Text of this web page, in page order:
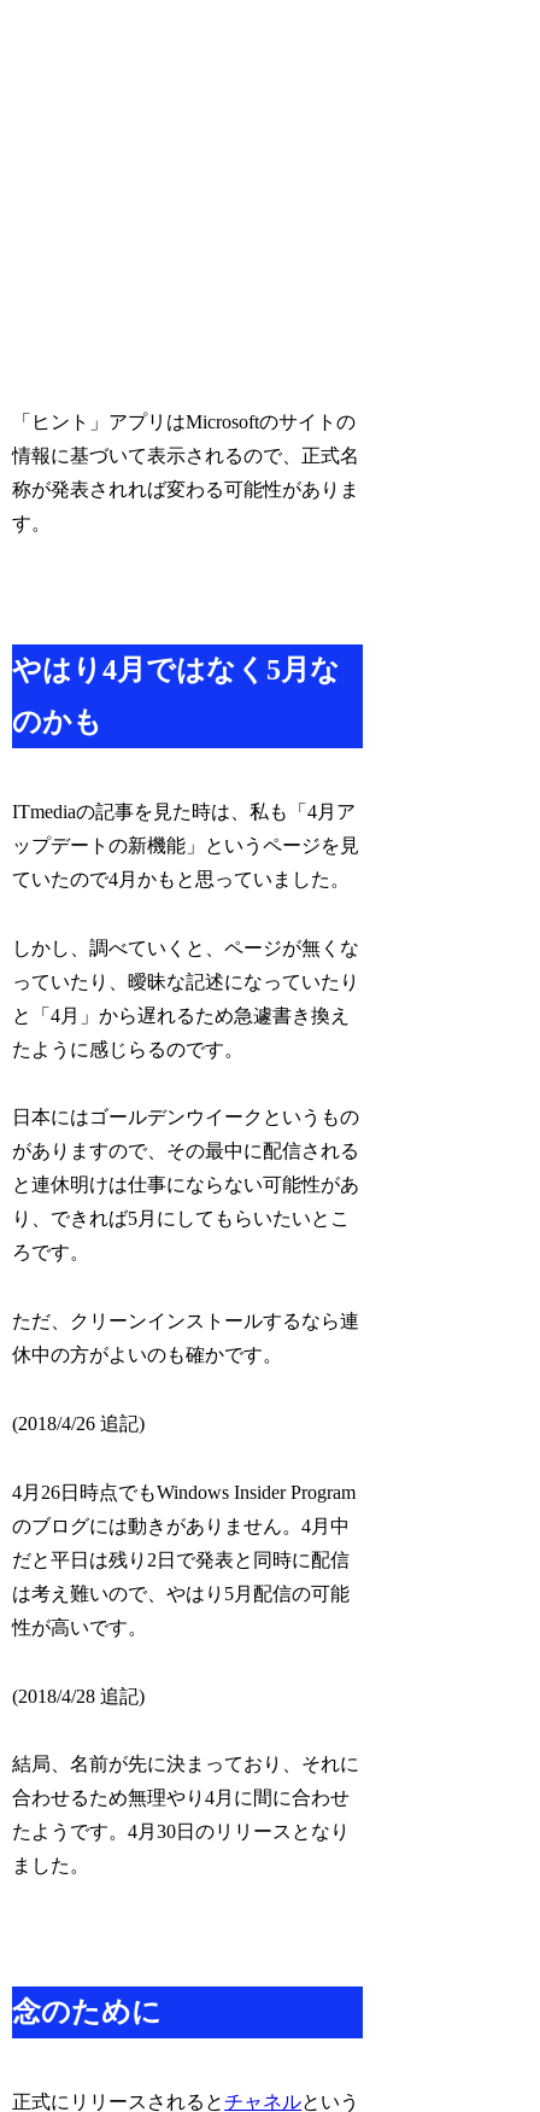
「ヒント」アプリはMicrosoftのサイトの
情報に基づいて表示されるので、正式名
称が発表されれば変わる可能性がありま
す。
やはり4月ではなく5月な
のかも
ITmediaの記事を見た時は、私も「4月ア
ップデートの新機能」というページを見
ていたので4月かもと思っていました。
しかし、調べていくと、ページが無くな
っていたり、曖昧な記述になっていたり
と「4月」から遅れるため急遽書き換え
たように感じらるのです。
日本にはゴールデンウイークというもの
がありますので、その最中に配信される
と連休明けは仕事にならない可能性があ
り、できれば5月にしてもらいたいとこ
ろです。
ただ、クリーンインストールするなら連
休中の方がよいのも確かです。
(2018/4/26 追記)
4月26日時点でもWindows Insider Program
のブログには動きがありません。4月中
だと平日は残り2日で発表と同時に配信
は考え難いので、やはり5月配信の可能
性が高いです。
(2018/4/28 追記)
結局、名前が先に決まっており、それに
合わせるため無理やり4月に間に合わせ
たようです。4月30日のリリースとなり
ました。
念のために
正式にリリースされるとチャネルという